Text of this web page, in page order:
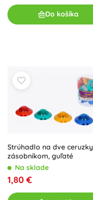
Do košíka
Strúhadlo na dve
zásobníkom, guľaté
Na sklade
1,80 €